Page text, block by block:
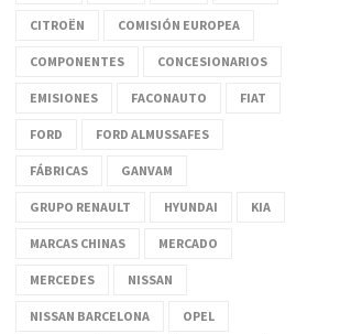
CITROËN COMISIÓN EUROPEA
COMPONENTES CONCESIONARIOS
EMISIONES FACONAUTO FIAT
FORD FORD ALMUSSAFES
FÁBRICAS GANVAM
GRUPO RENAULT HYUNDAI KIA
MARCAS CHINAS MERCADO
MERCEDES NISSAN
NISSAN BARCELONA OPEL